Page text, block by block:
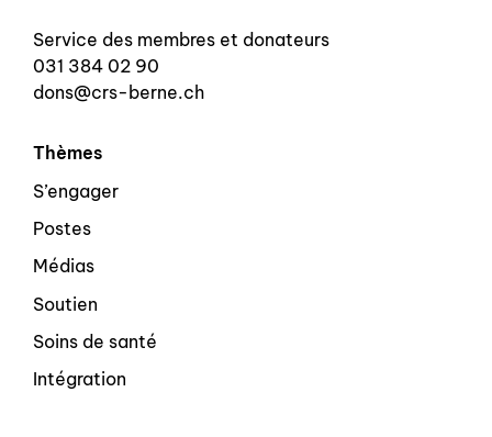
Service des membres et donateurs
031 384 02 90
dons@crs-berne.ch
Thèmes
S’engager
Postes
Médias
Soutien
Soins de santé
Intégration